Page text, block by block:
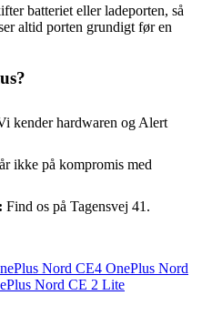
batteriet eller ladeporten, så
altid porten grundigt før en
kender hardwaren og Alert
ikke på kompromis med
Find os på Tagensvej 41.
Nord CE4 OnePlus Nord
Nord CE 2 Lite